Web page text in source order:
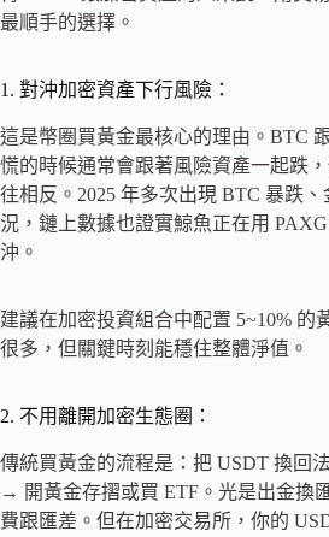
最順手的選擇。
1. 對沖加密資產下行風險：
這是幣圈買黃金最核心的理由。BTC
慌的時候通常會跟著風險資產一起跌
往相反。2025 年多次出現 BTC 暴跌
況，鏈上數據也證實鯨魚正在用
沖。
建議在加密投資組合中配置 5~10% 的
很多，但關鍵時刻能穩住整體淨值。
2. 不用離開加密生態圈：
傳統買黃金的流程是：把 USDT 換回
→ 開黃金存摺或買 ETF。光是出金換
費跟匯差。但在加密交易所，你的